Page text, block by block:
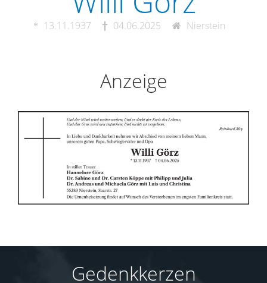
13.11.1937 04.06.2025 Nierstein
Anzeige
Gedenkkerzen